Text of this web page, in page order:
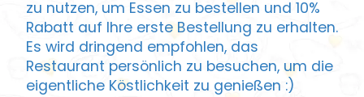
zu nutzen, um Essen zu bestellen und 10%
Rabatt auf Ihre erste Bestellung zu erhalten.
Es wird dringend empfohlen, das
Restaurant persönlich zu besuchen, um die
eigentliche Köstlichkeit zu genießen :)